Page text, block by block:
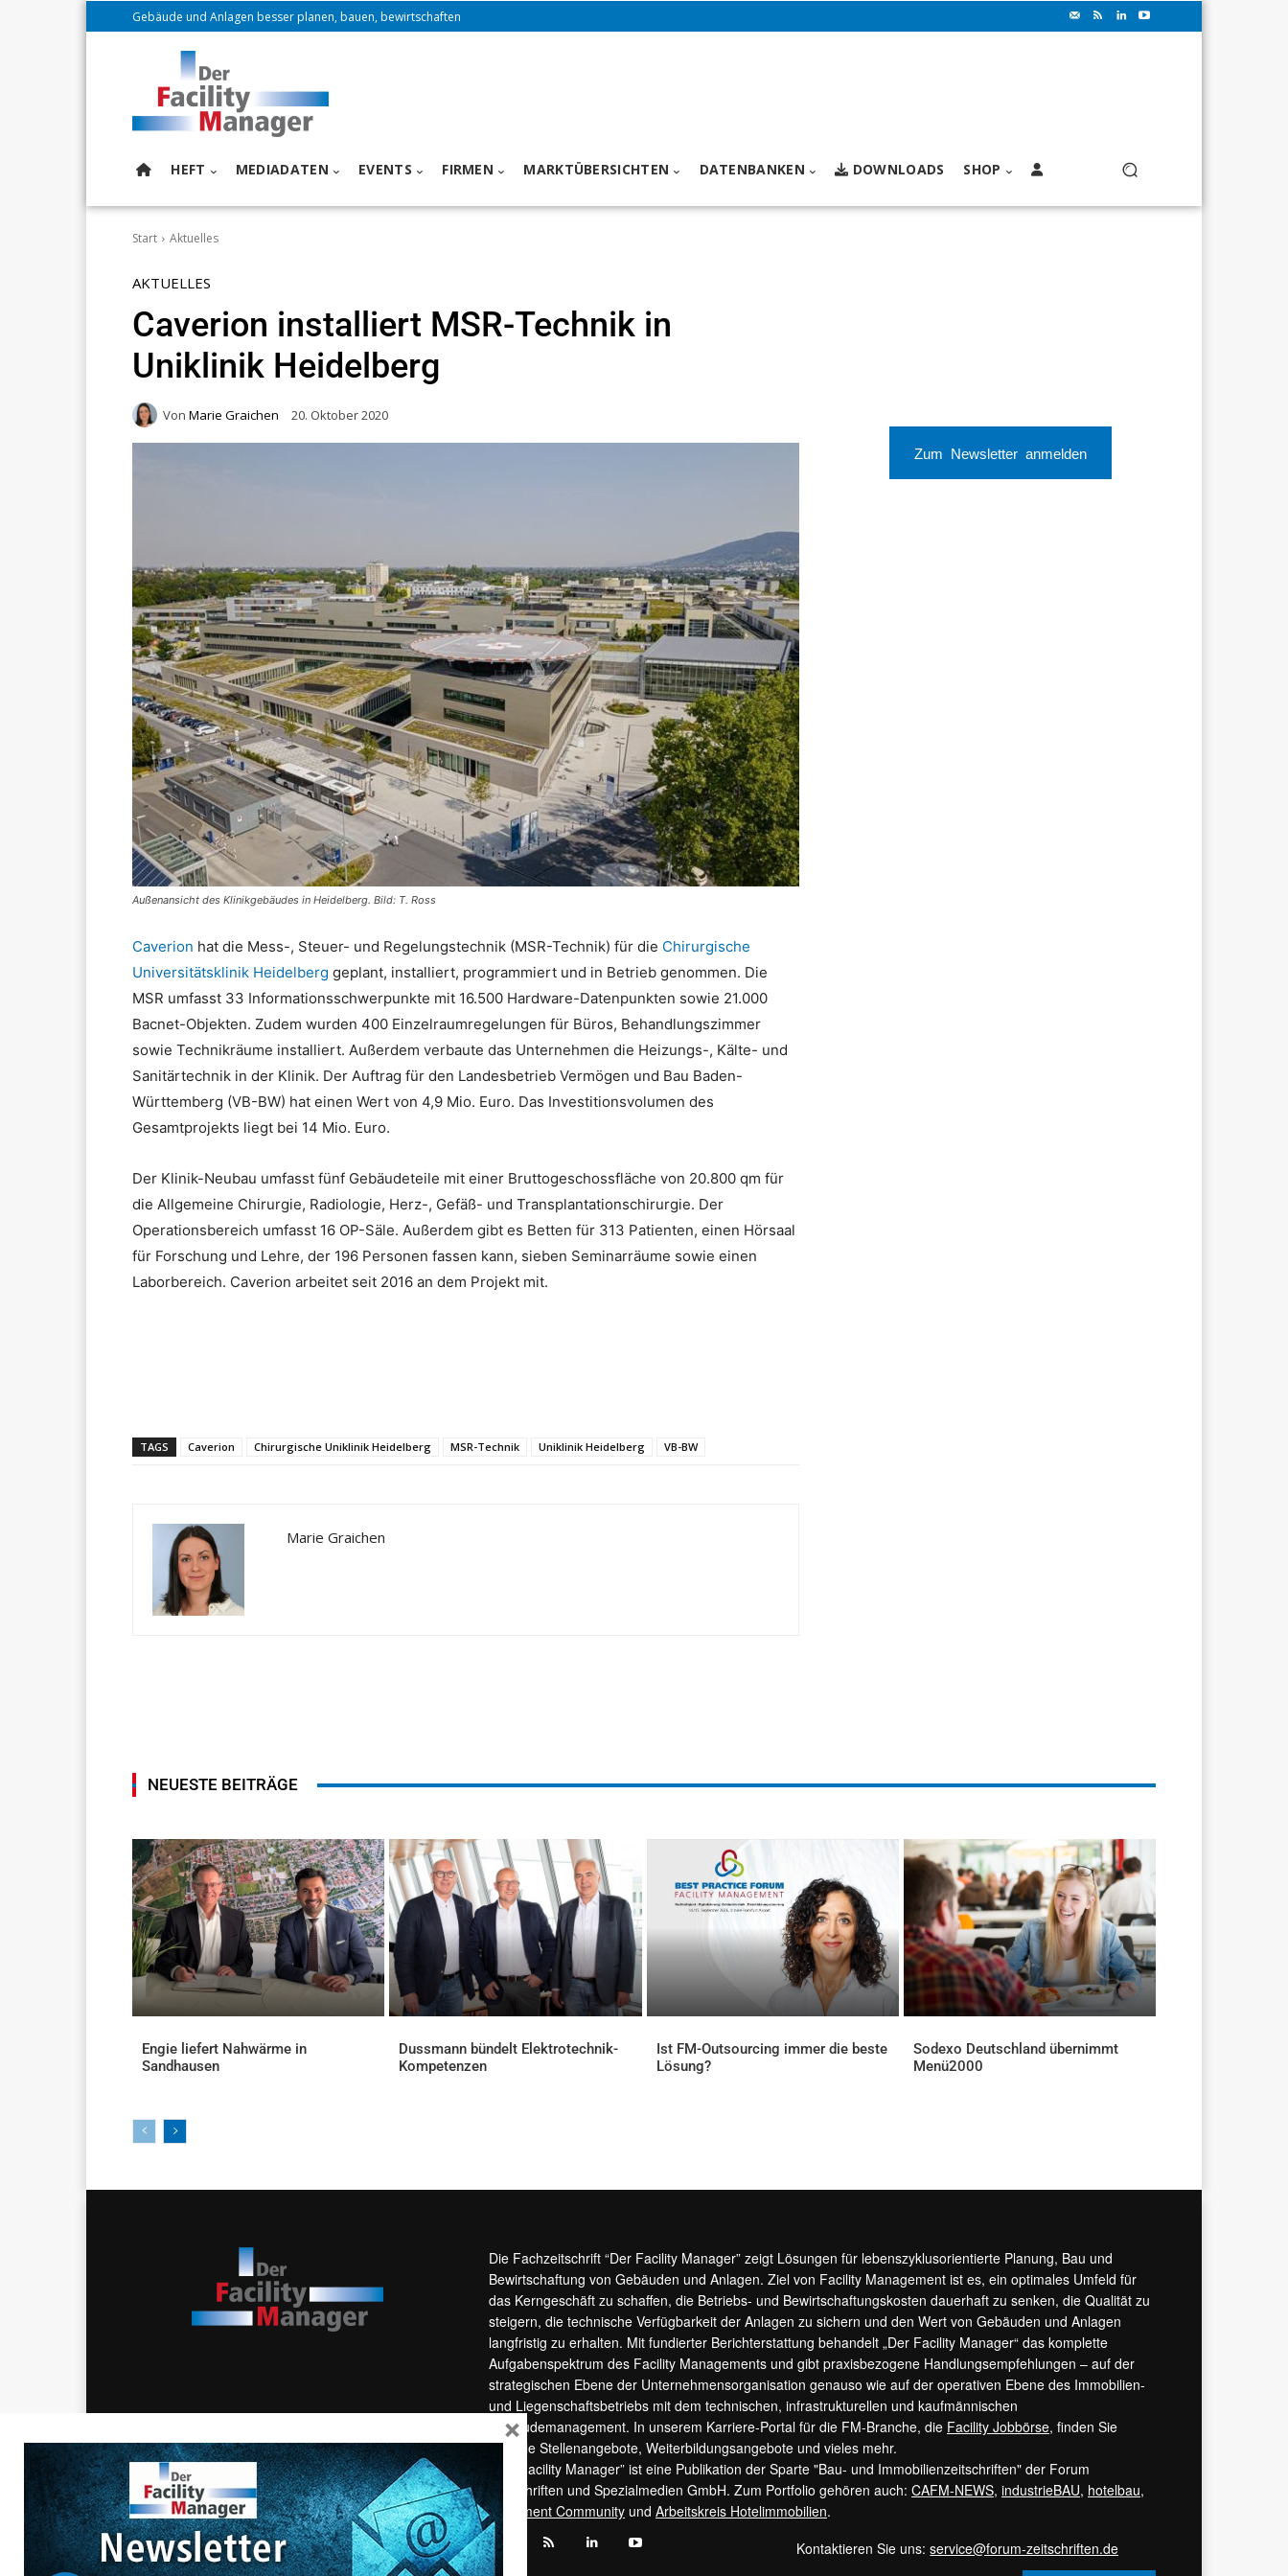
Gebäude und Anlagen besser planen, bauen, bewirtschaften
HEFT MEDIADATEN EVENTS FIRMEN MARKTÜBERSICHTEN DATENBANKEN DOWNLOADS SHOP
Start Aktuelles
AKTUELLES
Caverion installiert MSR-Technik in
Uniklinik Heidelberg
Von Marie Graichen 20. Oktober 2020
Außenansicht des Klinikgebäudes in Heidelberg. Bild: T. Ross
Caverion hat die Mess-, Steuer- und Regelungstechnik (MSR-Technik) für die Chirurgische
Universitätsklinik Heidelberg geplant, installiert, programmiert und in Betrieb genommen. Die
MSR umfasst 33 Informationsschwerpunkte mit 16.500 Hardware-Datenpunkten sowie 21.000
Bacnet-Objekten. Zudem wurden 400 Einzelraumregelungen für Büros, Behandlungszimmer
sowie Technikräume installiert. Außerdem verbaute das Unternehmen die Heizungs-, Kälte- und
Sanitärtechnik in der Klinik. Der Auftrag für den Landesbetrieb Vermögen und Bau Baden-
Württemberg (VB-BW) hat einen Wert von 4,9 Mio. Euro. Das Investitionsvolumen des
Gesamtprojekts liegt bei 14 Mio. Euro.
Der Klinik-Neubau umfasst fünf Gebäudeteile mit einer Bruttogeschossfläche von 20.800 qm für
die Allgemeine Chirurgie, Radiologie, Herz-, Gefäß- und Transplantationschirurgie. Der
Operationsbereich umfasst 16 OP-Säle. Außerdem gibt es Betten für 313 Patienten, einen Hörsaal
für Forschung und Lehre, der 196 Personen fassen kann, sieben Seminarräume sowie einen
Laborbereich. Caverion arbeitet seit 2016 an dem Projekt mit.
TAGS Caverion Chirurgische Uniklinik Heidelberg MSR-Technik Uniklinik Heidelberg VB-BW
Marie Graichen
Zum Newsletter anmelden
NEUESTE BEITRÄGE
Engie liefert Nahwärme in
Sandhausen
Dussmann bündelt Elektrotechnik-
Kompetenzen
Ist FM-Outsourcing immer die beste
Lösung?
Sodexo Deutschland übernimmt
Menü2000
Die Fachzeitschrift “Der Facility Manager” zeigt Lösungen für lebenszyklusorientierte Planung, Bau und
Bewirtschaftung von Gebäuden und Anlagen. Ziel von Facility Management ist es, ein optimales Umfeld für
das Kerngeschäft zu schaffen, die Betriebs- und Bewirtschaftungskosten dauerhaft zu senken, die Qualität zu
steigern, die technische Verfügbarkeit der Anlagen zu sichern und den Wert von Gebäuden und Anlagen
langfristig zu erhalten. Mit fundierter Berichterstattung behandelt „Der Facility Manager“ das komplette
Aufgabenspektrum des Facility Managements und gibt praxisbezogene Handlungsempfehlungen – auf der
strategischen Ebene der Unternehmensorganisation genauso wie auf der operativen Ebene des Immobilien-
und Liegenschaftsbetriebs mit dem technischen, infrastrukturellen und kaufmännischen
Gebäudemanagement. In unserem Karriere-Portal für die FM-Branche, die Facility Jobbörse, finden Sie
aktuelle Stellenangebote, Weiterbildungsangebote und vieles mehr.
“Der Facility Manager” ist eine Publikation der Sparte "Bau- und Immobilienzeitschriften" der Forum
Zeitschriften und Spezialmedien GmbH. Zum Portfolio gehören auch: CAFM-NEWS, industrieBAU, hotelbau,
Apartment Community und Arbeitskreis Hotelimmobilien.
Kontaktieren Sie uns:service@forum-zeitschriften.de
×